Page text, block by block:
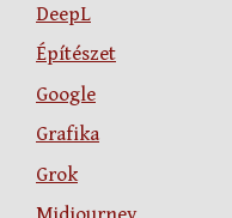
DeepL
Építészet
Google
Grafika
Grok